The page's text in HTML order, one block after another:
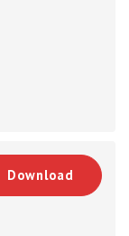
Download